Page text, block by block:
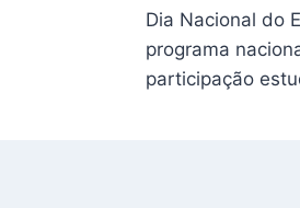
Dia Nacional do
programa
participação